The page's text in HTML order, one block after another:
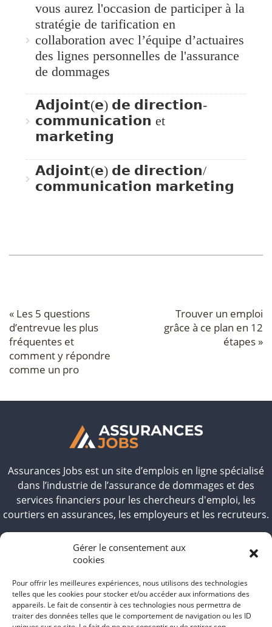
Gérer le consentement aux
cookies
Pour offrir les meilleures expériences, nous utilisons des technologies
telles que les cookies pour stocker et/ou accéder aux informations des
appareils. Le fait de consentir à ces technologies nous permettra de
traiter des données telles que le comportement de navigation ou les ID
vous aurez l'occasion de participer à la
stratégie de tarification en
collaboration avec l’équipe d’actuaires
des lignes personnelles de l'assurance
de dommages
𝗔𝗱𝗷𝗼𝗶𝗻𝘁(𝗲) 𝗱𝗲 𝗱𝗶𝗿𝗲𝗰𝘁𝗶𝗼𝗻-
𝗰𝗼𝗺𝗺𝘂𝗻𝗶𝗰𝗮𝘁𝗶𝗼𝗻 et
𝗺𝗮𝗿𝗸𝗲𝘁𝗶𝗻𝗴
𝗔𝗱𝗷𝗼𝗶𝗻𝘁(𝗲) 𝗱𝗲 𝗱𝗶𝗿𝗲𝗰𝘁𝗶𝗼𝗻/
𝗰𝗼𝗺𝗺𝘂𝗻𝗶𝗰𝗮𝘁𝗶𝗼𝗻 𝗺𝗮𝗿𝗸𝗲𝘁𝗶𝗻𝗴
« Les 5 questions
d’entrevue les plus
fréquentes et
comment y répondre
comme un pro
Trouver un emploi
grâce à ce plan en 12
étapes »
Assurances Jobs est un site d’emplois en ligne spécialisé
dans l’industrie de l’assurance de dommages et des
services financiers pour les chercheurs d'emploi, les
courtiers en assurances, les employeurs et les recruteurs.
OFFRE D’EMPLOIS
EMPLOYEURS
CANDIDATS
NOS FORFAITS
BLOG